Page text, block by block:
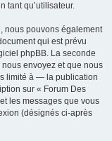
tant qu’utilisateur.
nous pouvons également
qui est prévu
phpBB. La seconde
envoyez et que nous
limité à — la publication
sur « Forum Des
les messages que vous
(désignés ci-après